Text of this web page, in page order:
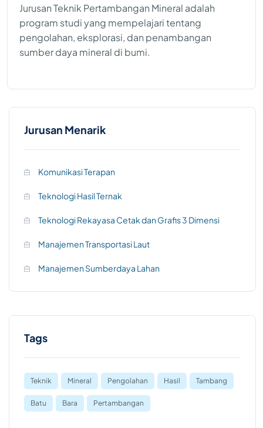
Jurusan Teknik Pertambangan Mineral adalah
program studi yang mempelajari tentang
pengolahan, eksplorasi, dan penambangan
sumber daya mineral di bumi.
Jurusan Menarik
Komunikasi Terapan
Teknologi Hasil Ternak
Teknologi Rekayasa Cetak dan Grafis 3 Dimensi
Manajemen Transportasi Laut
Manajemen Sumberdaya Lahan
Tags
Teknik Mineral Pengolahan Hasil Tambang
Batu Bara Pertambangan